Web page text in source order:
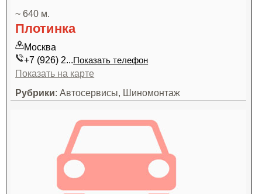
~ 640 м.
Плотинка
Москва
+7 (926) 2...Показать телефон
Показать на карте
Рубрики: Автосервисы, Шиномонтаж